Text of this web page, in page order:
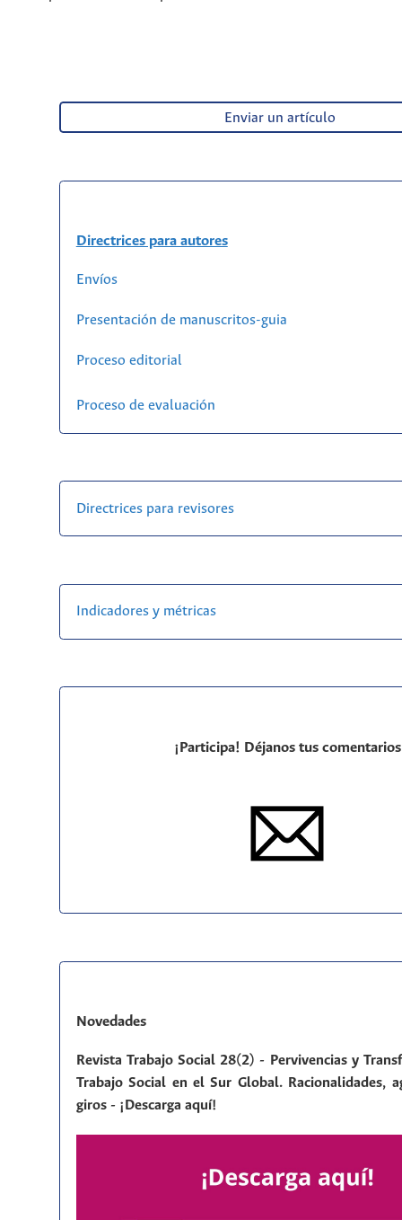
Enviar un artículo
Directrices para autores
Envíos
Presentación de manuscritos-guia
Proceso editorial
Proceso de evaluación
Directrices para revisores
Indicadores y métricas
¡Participa! Déjanos tus comentarios
Novedades
Revista Trabajo Social 28(2) - Pervivencias y
Trabajo Social en el Sur Global. Racionalidades,
giros - ¡Descarga aquí!